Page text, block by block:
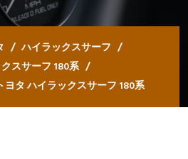
ハイラックスサーフ
スサーフ 180系
ヨタ ハイラックスサーフ 180系